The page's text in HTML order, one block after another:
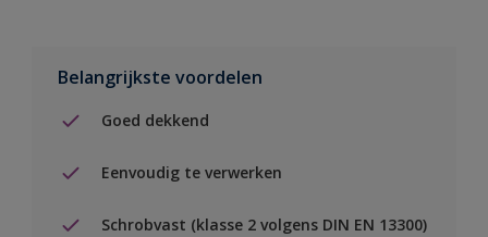
Belangrijkste voordelen
Goed dekkend
Eenvoudig te verwerken
Schrobvast (klasse 2 volgens DIN EN 13300)